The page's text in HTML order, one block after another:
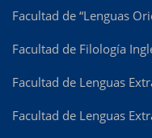
Facultad de “Lenguas
Facultad de Filología
Facultad de Lenguas
Facultad de Lenguas